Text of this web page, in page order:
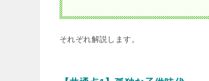
それぞれ解説します。